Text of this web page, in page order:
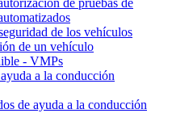
de pruebas de
de los vehículos
de un vehículo
- VMPs
a la conducción
de ayuda a la conducción